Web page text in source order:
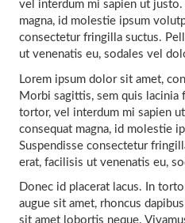
vel interdum mi sapien ut
magna, id molestie ipsum
consectetur fringilla suctus.
ut venenatis eu, sodales vel
Lorem ipsum dolor sit amet,
Morbi sagittis, sem quis lacinia
tortor, vel interdum mi sapien
consequat magna, id molestie
Suspendisse consectetur
erat, facilisis ut venenatis eu,
Donec id placerat lacus. In
augue sit amet, rhoncus
sit amet lobortis neque.